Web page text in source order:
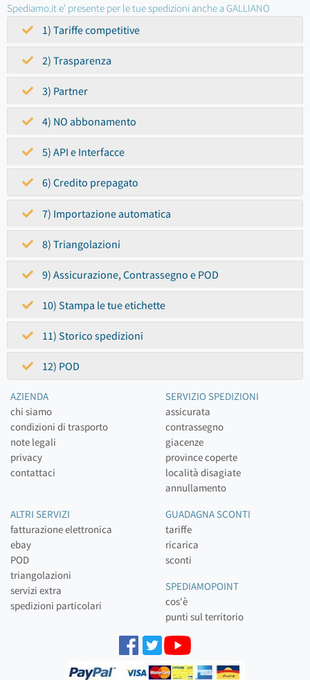
Spediamo.it e' presente per le tue spedizioni anche a GALLIANO
1) Tariffe competitive
2) Trasparenza
3) Partner
4) NO abbonamento
5) API e Interfacce
6) Credito prepagato
7) Importazione automatica
8) Triangolazioni
9) Assicurazione, Contrassegno e POD
10) Stampa le tue etichette
11) Storico spedizioni
12) POD
AZIENDA
chi siamo
condizioni di trasporto
note legali
privacy
contattaci
SERVIZIO SPEDIZIONI
assicurata
contrassegno
giacenze
province coperte
località disagiate
annullamento
ALTRI SERVIZI
fatturazione elettronica
ebay
POD
triangolazioni
servizi extra
spedizioni particolari
GUADAGNA SCONTI
tariffe
ricarica
sconti
SPEDIAMOPOINT
cos'è
punti sul territorio